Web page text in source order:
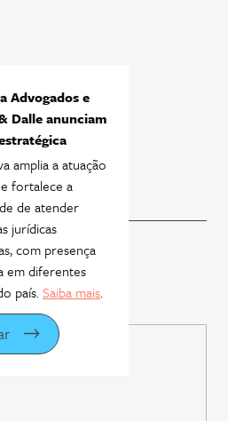
Advogados e
Dalle anunciam
amplia a atuação
fortalece a
de atender
jurídicas
com presença
em diferentes
país.Saiba mais.